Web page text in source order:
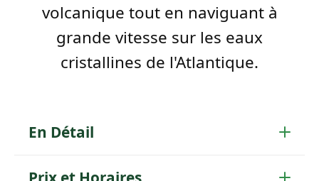
volcanique tout en naviguant à
grande vitesse sur les eaux
cristallines de l'Atlantique.
En Détail